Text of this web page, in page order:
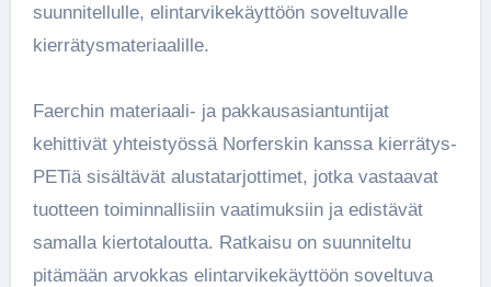
suunnitellulle, elintarvikekäyttöön soveltuvalle
kierrätysmateriaalille.
Faerchin materiaali- ja pakkausasiantuntijat
kehittivät yhteistyössä Norferskin kanssa kierrätys-
PETiä sisältävät alustatarjottimet, jotka vastaavat
tuotteen toiminnallisiin vaatimuksiin ja edistävät
samalla kiertotaloutta. Ratkaisu on suunniteltu
pitämään arvokkas elintarvikekäyttöön soveltuva